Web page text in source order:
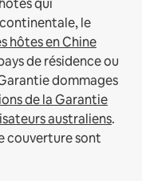
qui
le
hôtes en Chine
de résidence ou
dommages
de la Garantie
australiens.
couverture sont